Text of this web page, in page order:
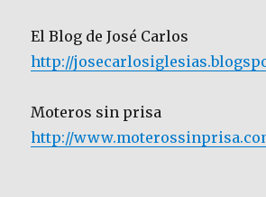
El Blog de José Carlos
http://
Moteros sin prisa
http://